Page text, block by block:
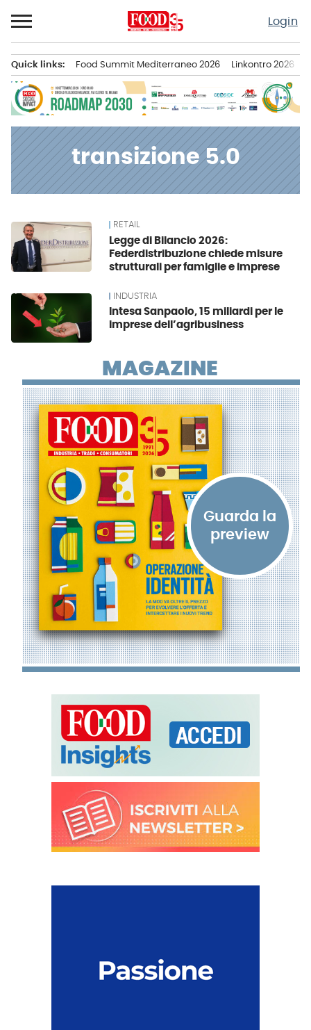
al
contenuto
Login
principale
Quick links: Food Summit Mediterraneo 2026 Linkontro 2026
transizione 5.0
News RETAIL
Legge di Bilancio 2026:
Federdistribuzione chiede misure
strutturali per famiglie e imprese
INDUSTRIA
Intesa Sanpaolo, 15 miliardi per le
imprese dell’agribusiness
MAGAZINE